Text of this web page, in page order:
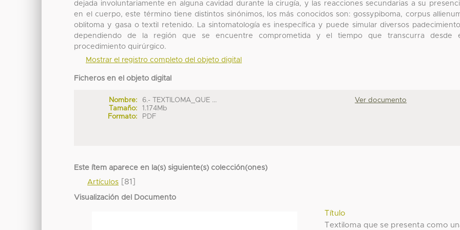
dejada involuntariamente en alguna cavidad durante la cirugía, y las reacciones secundarias a su
en el cuerpo, este término tiene distintos sinónimos, los más conocidos son: gossypiboma, corpus
oblitoma y gasa o textil retenido. La sintomatología es inespecífica y puede simular diversos
dependiendo de la región que se encuentre comprometida y el tiempo que transcurra desde
procedimiento quirúrgico.
Mostrar el registro completo del objeto digital
Ficheros en el objeto digital
Nombre:
6.- TEXTILOMA_QUE ...
Tamaño:
1.174Mb
Formato:
PDF
Ver documento
Este ítem aparece en la(s) siguiente(s) colección(ones)
Artículos [81]
Visualización del Documento
Título
Textiloma que se presenta como